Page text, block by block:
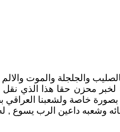
والجلجلة والموت
لخبر محزن حقا هذا الذي
بصورة خاصة ولشعبنا العراقي
وشعبه داعين الرب